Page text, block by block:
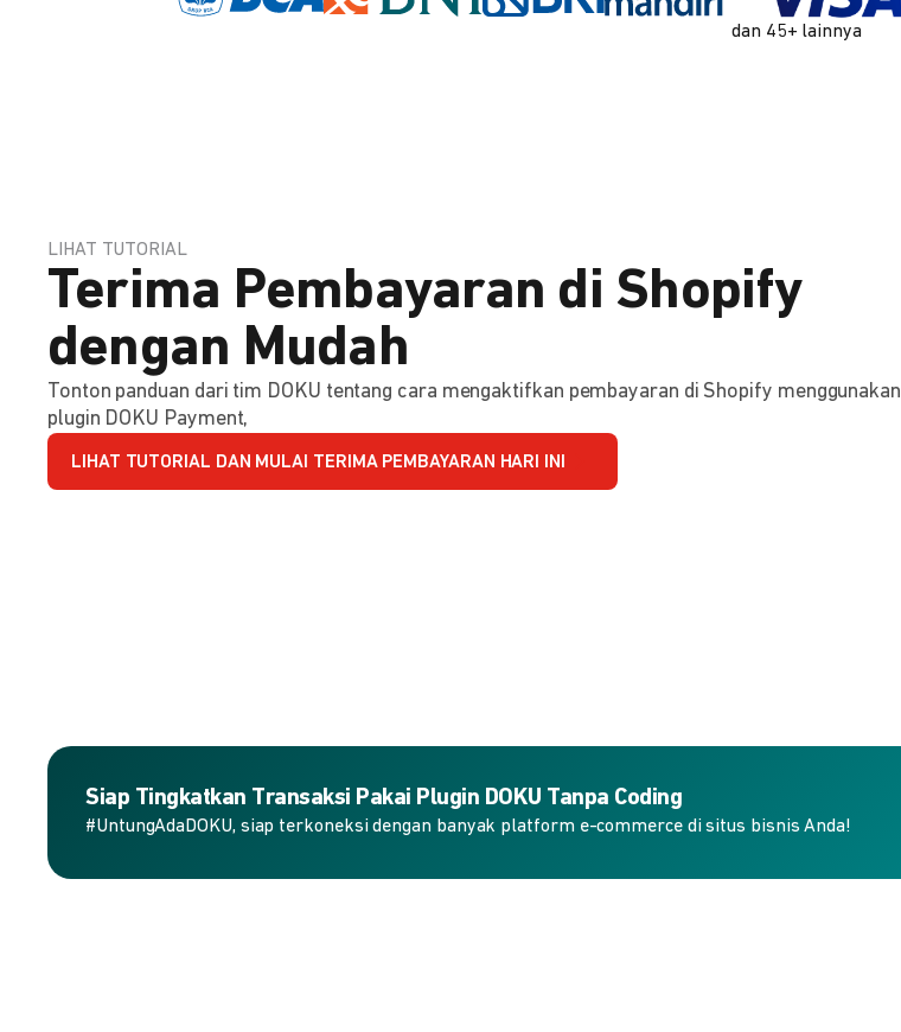
dan 45+ lainnya
LIHAT TUTORIAL
Terima Pembayaran di Shopify
dengan Mudah
Tonton panduan dari tim DOKU tentang cara mengaktifkan pembayaran di Shopify menggunakan
plugin DOKU Payment,
LIHAT TUTORIAL DAN MULAI TERIMA PEMBAYARAN HARI INI
Siap Tingkatkan Transaksi Pakai Plugin DOKU Tanpa Coding
#UntungAdaDOKU, siap terkoneksi dengan banyak platform e-commerce di situs bisnis Anda!